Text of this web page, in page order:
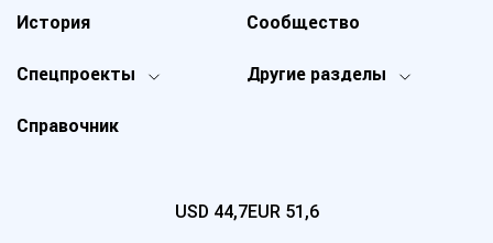
Спецпроекты Другие разделы
История
Справочник
Сообщество
USD 44,7EUR 51,6